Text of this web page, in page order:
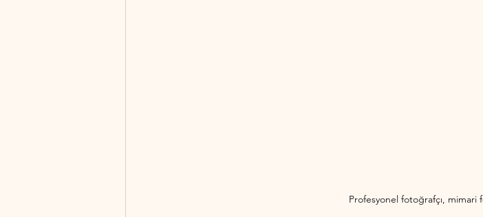
Profesyonel fotoğrafçı, mimari